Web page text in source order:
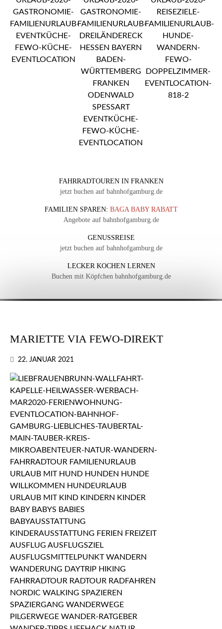
FAHRRADTOUREN IN FRANKEN
jetzt buchen auf bahnhofgamburg.de
FAMILIEN SPAREN: BAGA BABY RABATT
Angebote auf bahnhofgamburg.de
GENUSSREISE
jetzt buchen auf bahnhofgamburg.de
LECKER KOCHEN LERNEN
Buchen mit Köpfchen bahnhofgamburg.de
MARIETTE VIA FEWO-DIREKT
22. JANUAR 2021